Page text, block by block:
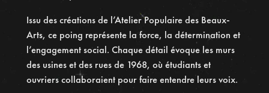
a
u
t
o
g
Issu des créations de l’Atelier Populaire des Beaux-
Arts, ce poing représente la force, la détermination et
l’engagement social. Chaque détail évoque les murs
des usines et des rues de 1968, où étudiants et
ouvriers collaboraient pour faire entendre leurs voix.